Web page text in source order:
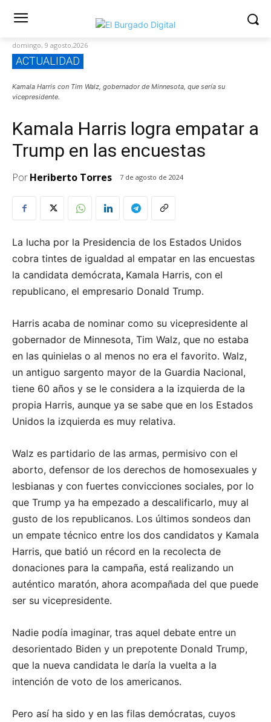
domingo, 9 agosto,2026
ACTUALIDAD
Kamala Harris con Tim Walz, gobernador de Minnesota, que sería su
vicepresidente.
Kamala Harris logra empatar a
Trump en las encuestas
PorHeriberto Torres 7 de agosto de 2024
La lucha por la Presidencia de los Estados Unidos
cobra tintes de igualdad al empatar en las encuestas
la candidata demócrata, Kamala Harris, con el
republicano, el empresario Donald Trump.
Harris acaba de nominar como su vicepresidente al
gobernador de Minnesota, Tim Walz, que no estaba
en las quinielas o al menos no era el favorito. Walz,
un antiguo sargento mayor de la Guardia Nacional,
tiene 60 años y se le considera a la izquierda de la
propia Harris, aunque ya se sabe que en los Estados
Unidos la izquierda es muy relativa.
Walz es partidario de las armas, permisivo con el
aborto, defensor de los derechos de homosexuales y
lesbianas y con fuertes convicciones sociales, por lo
que Trump ya ha empezado a descalificarlo, muy al
gusto de los republicanos. Los últimos sondeos dan
un empate técnico entre los dos candidatos y Kamala
Harris, que batió un récord en la recolecta de
donaciones para la campaña, está realizando un
auténtico maratón, ahora acompañada del que puede
ser su vicepresidente.
Nadie podía imaginar, tras aquel debate entre un
desorientado Biden y un prepotente Donald Trump,
que la nueva candidata le daría la vuelta a la
intención de voto de los americanos.
Pero así ha sido y en las filas demócratas, cuyos